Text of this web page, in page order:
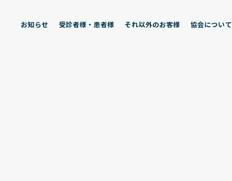
お知らせ 受診者様・患者様 それ以外のお客様 協会について